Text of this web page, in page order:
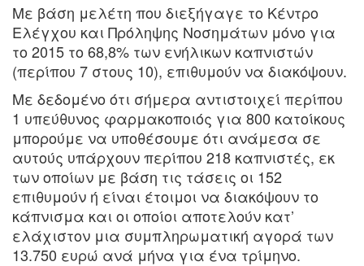
Με βάση μελέτη που διεξήγαγε το Κέντρο
Ελέγχου και Πρόληψης Νοσημάτων μόνο για
το 2015 το 68,8% των ενήλικων καπνιστών
(περίπου 7 στους 10), επιθυμούν να διακόψουν.
Με δεδομένο ότι σήμερα αντιστοιχεί περίπου
1 υπεύθυνος φαρμακοποιός για 800 κατοίκους
μπορούμε να υποθέσουμε ότι ανάμεσα σε
αυτούς υπάρχουν περίπου 218 καπνιστές, εκ
των οποίων με βάση τις τάσεις οι 152
επιθυμούν ή είναι έτοιμοι να διακόψουν το
κάπνισμα και οι οποίοι αποτελούν κατ’
ελάχιστον μια συμπληρωματική αγορά των
13.750 ευρώ ανά μήνα για ένα τρίμηνο.